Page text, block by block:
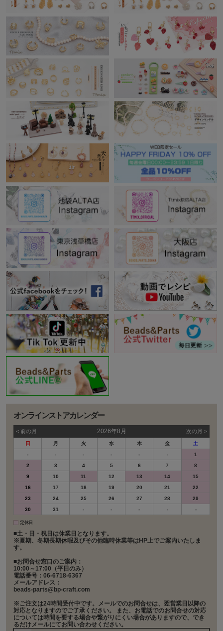
オンラインストアカレンダー
< 前の⽉ 2026年8月 次の⽉ >
日 月 火 水 木 金
土
-
- - - - -
1
2
3 4 5 6 7
8
9
10 11 12 13 14
15
16
17 18 19 20 21
22
23
24 25 26 27 28
29
30
31 - - - - -
定休日
■土・日・祝日は休業日となります。
※夏期、冬期長期休暇及びその他臨時休業等はHP上でご案内いたしま
す。
■お問合せ窓口のご案内：
10:00～17:00（平日のみ）
電話番号：06-6718-6367
メールアドレス：
beads-parts@bp-craft.com
※ご注文は24時間受付中です。メールでのお問合せは、翌営業日以降の
対応となりますのでご了承ください。 また、お電話でのお問合せの対応
については時間を要する場合や繋がりにくい場合がありますので、でき
るだけメールにてお問い合わせください。